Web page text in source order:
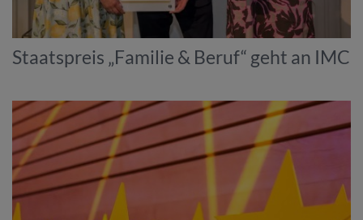
Staatspreis „Familie & Beruf“ geht an IMC